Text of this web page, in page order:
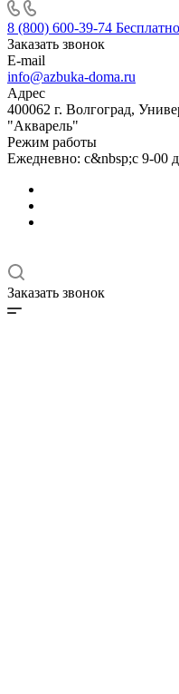
8 (800) 600-39-74 Бесплатно
Заказать звонок
E-mail
info@azbuka-doma.ru
Адрес
400062 г. Волгоград,
"Акварель"
Режим работы
Ежедневно: с&nbsp;с 9-00
Заказать звонок